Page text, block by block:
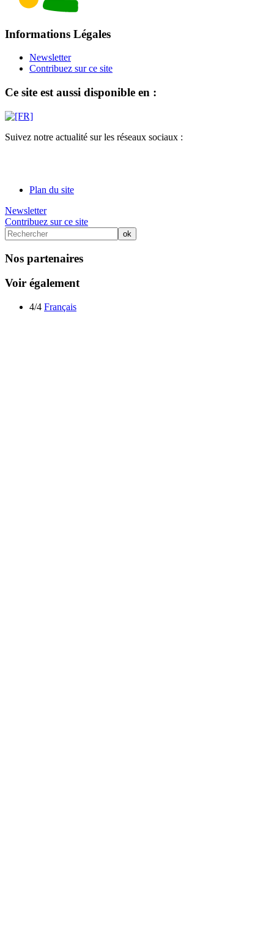
Informations Légales
Newsletter
Contribuez sur ce site
Ce site est aussi disponible en :
Suivez notre actualité sur les réseaux sociaux :
Plan du site
Newsletter
Contribuez sur ce site
Nos partenaires
Voir également
4/4 Français